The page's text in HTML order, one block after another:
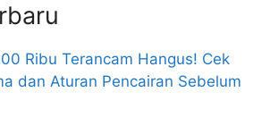
Ribu Terancam Hangus! Cek
dan Aturan Pencairan Sebelum